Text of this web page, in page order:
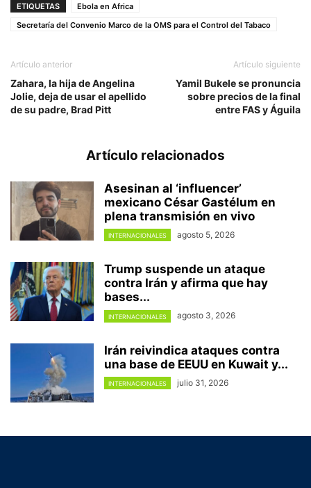
ETIQUETAS
Ebola en Africa
Secretaría del Convenio Marco de la OMS para el Control del Tabaco
Artículo anterior
Zahara, la hija de Angelina
Jolie, deja de usar el apellido
de su padre, Brad Pitt
Artículo siguiente
Yamil Bukele se pronuncia
sobre precios de la final
entre FAS y Águila
Artículo relacionados
Asesinan al ‘influencer’
mexicano César Gastélum en
plena transmisión en vivo
INTERNACIONALES agosto 5, 2026
Trump suspende un ataque
contra Irán y afirma que hay
bases...
INTERNACIONALES agosto 3, 2026
Irán reivindica ataques contra
una base de EEUU en Kuwait y...
INTERNACIONALES julio 31, 2026